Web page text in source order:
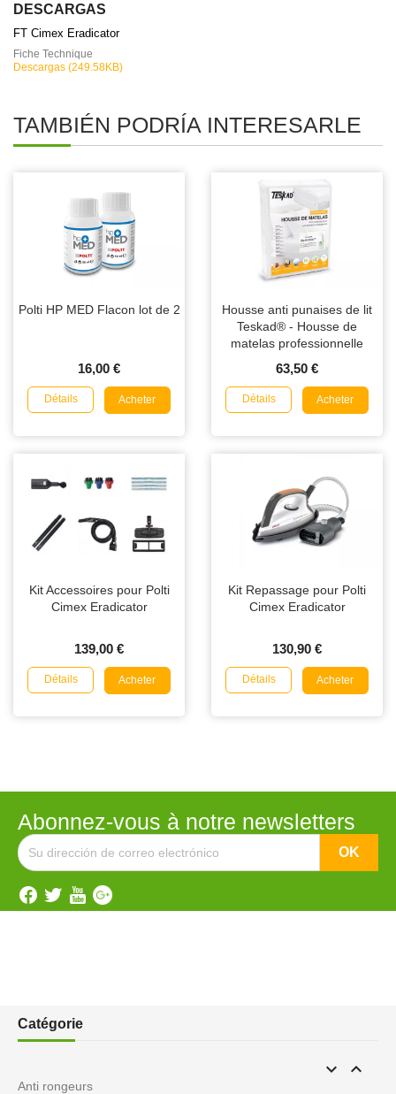
DESCARGAS
FT Cimex Eradicator
Fiche Technique
Descargas (249.58KB)
TAMBIÉN PODRÍA INTERESARLE
Polti HP MED Flacon lot de 2
16,00 €
Détails Acheter
Housse anti punaises de lit
Teskad® - Housse de
matelas professionnelle
63,50 €
Détails Acheter
Kit Accessoires pour Polti
Cimex Eradicator
139,00 €
Détails Acheter
Kit Repassage pour Polti
Cimex Eradicator
130,90 €
Détails Acheter
Abonnez-vous à notre newsletters
Catégorie
 
Anti rongeurs